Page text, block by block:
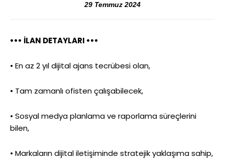
29 Temmuz 2024
••• İLAN DETAYLARI •••
• En az 2 yıl dijital ajans tecrübesi olan,
• Tam zamanlı ofisten çalışabilecek,
• Sosyal medya planlama ve raporlama süreçlerini
bilen,
• Markaların dijital iletişiminde stratejik yaklaşıma sahip,